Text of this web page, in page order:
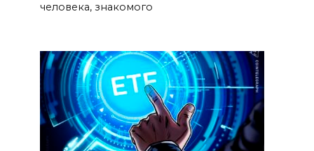
человека, знакомого